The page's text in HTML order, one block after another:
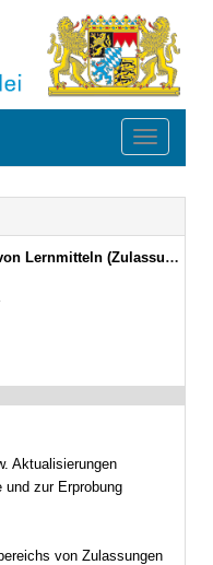
Toggle
2008 (GVBl. S. 902) BayRS 2230-3-1-1-K (§§ 1–11)
Aktualisierungen
zur Erprobung
von Zulassungen